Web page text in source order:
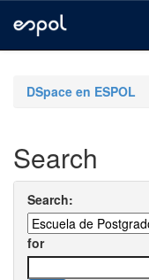
navigationDSpace en ESPOL
Search
Search:
for